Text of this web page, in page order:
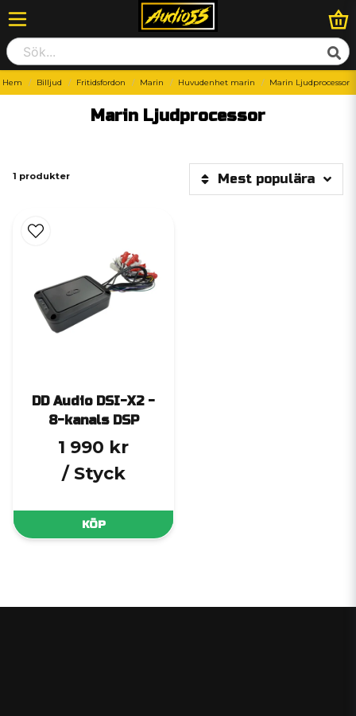
Hem Billjud Fritidsfordon Marin Huvudenhet marin Marin Ljudprocessor
Marin Ljudprocessor
1 produkter Mest populära
DD Audio DSI-X2 -
8-kanals DSP
1 990 kr
/ Styck
KÖP